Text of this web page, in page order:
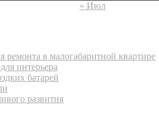
« Июл
в малогабаритной квартире
интерьера
батарей
развития